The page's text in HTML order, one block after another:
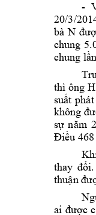
-
20/3/
bà N
chung
chung
thì ông
suất phát
không
sự năm
Điều 468
thay đổi.
thuận
ai được